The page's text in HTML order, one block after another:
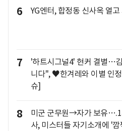
6 YG엔터, 합정동 신사옥 열
7
'하트시그널4' 현커 결별…
니다", ♥한겨레와 이별 인
슈]
8
미군 군무원→자가 보유
사, 미스터들 자기소개에 '